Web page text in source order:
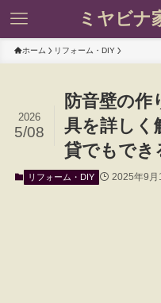
ミヤビナ
ホーム リフォーム・DIY
防音壁の作
具を詳しく
貸でもでき
2026
5/08
リフォーム・DIY 2025年9月